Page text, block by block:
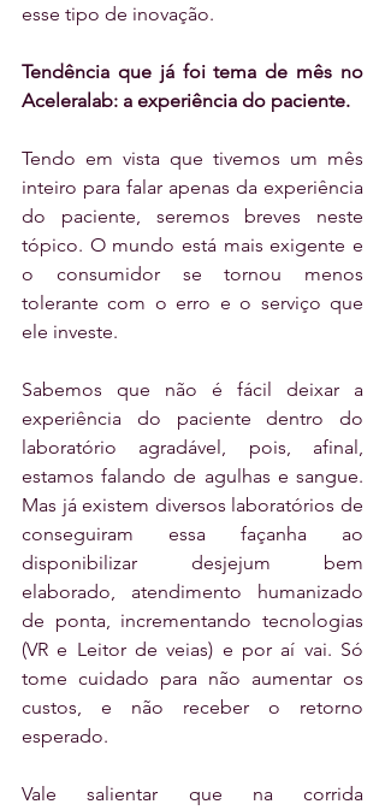
esse tipo de inovação.
Tendência que já foi tema de mês no
Aceleralab: a experiência do paciente.
Tendo em vista que tivemos um mês
inteiro para falar apenas da experiência
do paciente, seremos breves neste
tópico. O mundo está mais exigente e
o consumidor se tornou menos
tolerante com o erro e o serviço que
ele investe.
Sabemos que não é fácil deixar a
experiência do paciente dentro do
laboratório agradável, pois, afinal,
estamos falando de agulhas e sangue.
Mas já existem diversos laboratórios de
conseguiram essa façanha ao
disponibilizar desjejum bem
elaborado, atendimento humanizado
de ponta, incrementando tecnologias
(VR e Leitor de veias) e por aí vai. Só
tome cuidado para não aumentar os
custos, e não receber o retorno
esperado.
Vale salientar que na corrida